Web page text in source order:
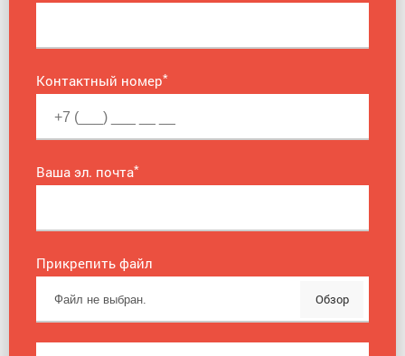
Контактный номер*
Ваша эл. почта*
Прикрепить файл
Обзор